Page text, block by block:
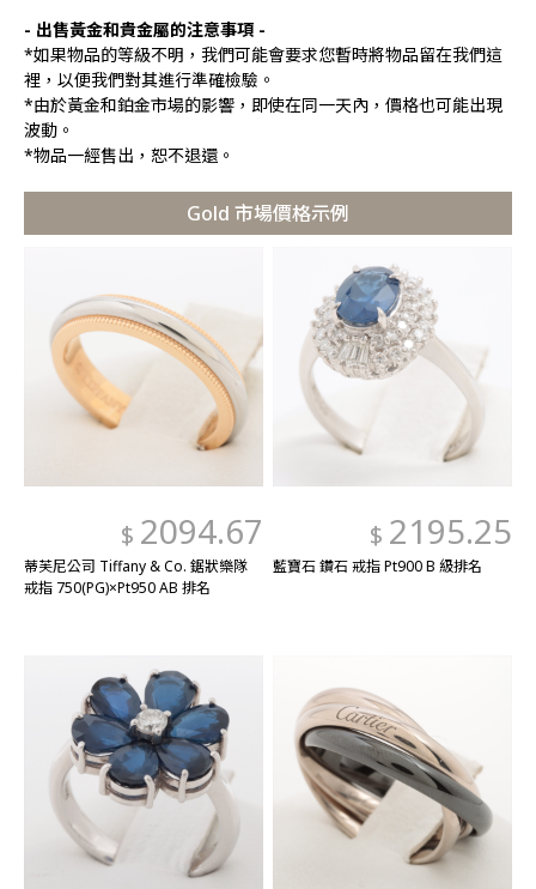
- 出售黃金和貴金屬的注意事項 -
*如果物品的等級不明，我們可能會要求您暫時將物品留在我們這
裡，以便我們對其進行準確檢驗。
*由於黃金和鉑金市場的影響，即使在同一天內，價格也可能出現
波動。
*物品一經售出，恕不退還。
Gold 市場價格示例
$ 2094.67
蒂芙尼公司 Tiffany & Co. 鋸狀樂隊
戒指 750(PG)×Pt950 AB 排名
$ 2195.25
藍寶石 鑽石 戒指 Pt900 B 級排名